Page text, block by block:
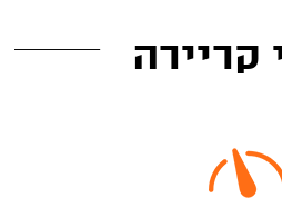
קריירה